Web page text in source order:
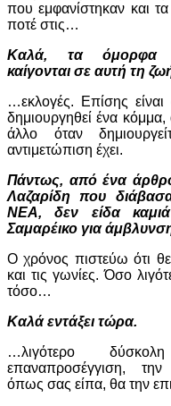
που εμφανίστηκαν και
ποτέ στις…
Καλά, τα όμορφα
καίγονται σε αυτή τη
…εκλογές. Επίσης
δημιουργηθεί ένα κόμμα,
άλλο όταν
αντιμετώπιση έχει.
Πάντως, από ένα
Λαζαρίδη που
ΝΕΑ, δεν είδα
Σαμαρέικο για
Ο χρόνος πιστεύω ότι
και τις γωνίες. Όσο
τόσο…
Καλά εντάξει τώρα.
…λιγότερο
επαναπροσέγγιση,
όπως σας είπα, θα την